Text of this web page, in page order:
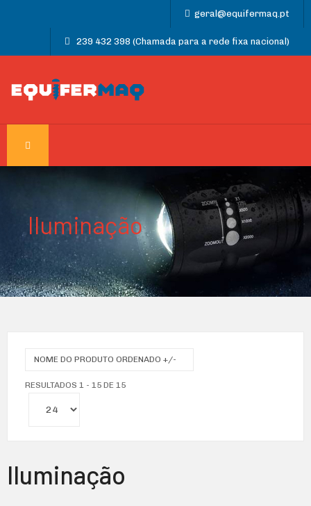
geral@equifermaq.pt
239 432 398 (Chamada para a rede fixa nacional)
Iluminação
NOME DO PRODUTO ORDENADO +/-
RESULTADOS 1 - 15 DE 15
Iluminação